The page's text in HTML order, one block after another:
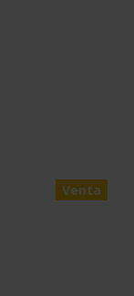
Venta